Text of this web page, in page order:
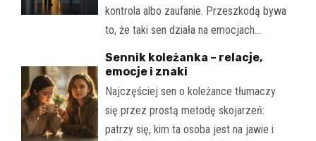
kontrola albo zaufanie. Przeszkodą bywa
to, że taki sen działa na emocjach…
Sennik koleżanka – relacje,
emocje i znaki
Najczęściej sen o koleżance tłumaczy
się przez prostą metodę skojarzeń:
patrzy się, kim ta osoba jest na jawie i